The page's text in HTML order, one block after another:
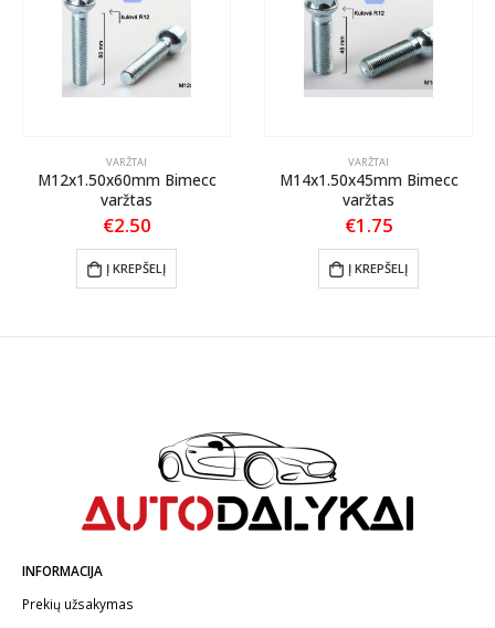
VARŽTAI
M12x1.50x60mm Bimecc
varžtas
€2.50
Į KREPŠELĮ
VARŽTAI
M14x1.50x45mm Bimecc
varžtas
€1.75
Į KREPŠELĮ
INFORMACIJA
Prekių užsakymas